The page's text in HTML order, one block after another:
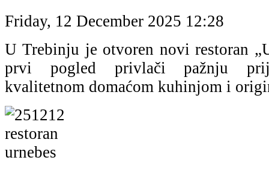
Friday, 12 December 2025 12:28
U Trebinju je otvoren novi restoran
prvi pogled privlači pažnju
kvalitetnom domaćom kuhinjom i